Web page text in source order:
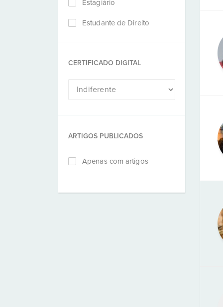
Estagiário
Estudante de Direito
CERTIFICADO DIGITAL
ARTIGOS PUBLICADOS
Apenas com artigos